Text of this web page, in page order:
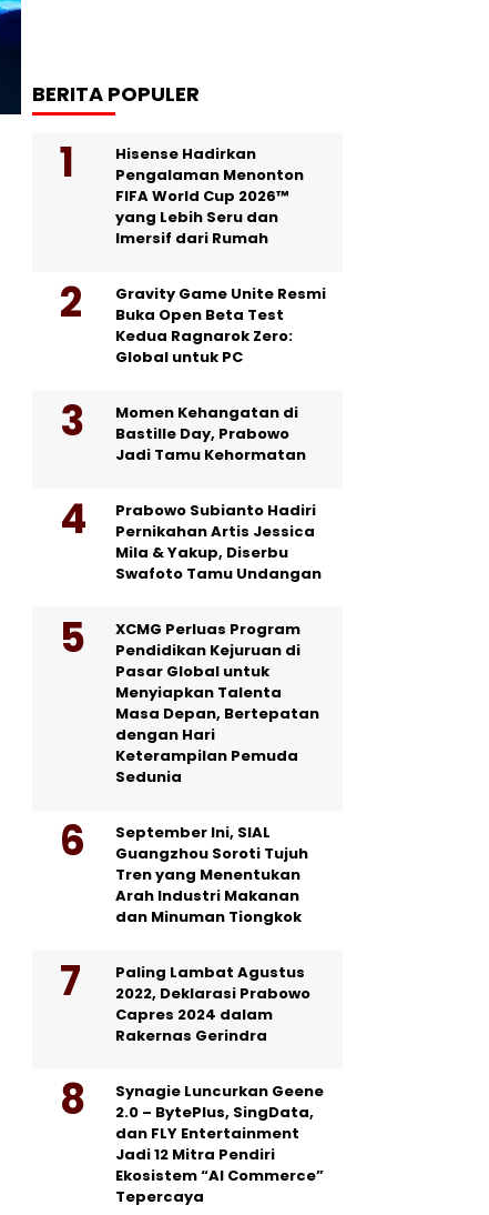
BERITA POPULER
Hisense Hadirkan
Pengalaman Menonton
FIFA World Cup 2026™
yang Lebih Seru dan
Imersif dari Rumah
Gravity Game Unite Resmi
Buka Open Beta Test
Kedua Ragnarok Zero:
Global untuk PC
Momen Kehangatan di
Bastille Day, Prabowo
Jadi Tamu Kehormatan
Prabowo Subianto Hadiri
Pernikahan Artis Jessica
Mila & Yakup, Diserbu
Swafoto Tamu Undangan
XCMG Perluas Program
Pendidikan Kejuruan di
Pasar Global untuk
Menyiapkan Talenta
Masa Depan, Bertepatan
dengan Hari
Keterampilan Pemuda
Sedunia
September Ini, SIAL
Guangzhou Soroti Tujuh
Tren yang Menentukan
Arah Industri Makanan
dan Minuman Tiongkok
Paling Lambat Agustus
2022, Deklarasi Prabowo
Capres 2024 dalam
Rakernas Gerindra
Synagie Luncurkan Geene
2.0 – BytePlus, SingData,
dan FLY Entertainment
Jadi 12 Mitra Pendiri
Ekosistem “AI Commerce”
Tepercaya